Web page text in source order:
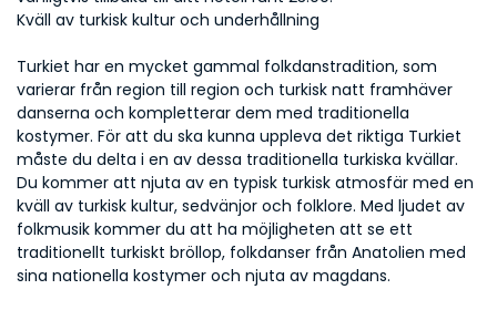
Kväll av turkisk kultur och underhållning
Turkiet har en mycket gammal folkdanstradition, som
varierar från region till region och turkisk natt framhäver
danserna och kompletterar dem med traditionella
kostymer. För att du ska kunna uppleva det riktiga Turkiet
måste du delta i en av dessa traditionella turkiska kvällar.
Du kommer att njuta av en typisk turkisk atmosfär med en
kväll av turkisk kultur, sedvänjor och folklore. Med ljudet av
folkmusik kommer du att ha möjligheten att se ett
traditionellt turkiskt bröllop, folkdanser från Anatolien med
sina nationella kostymer och njuta av magdans.